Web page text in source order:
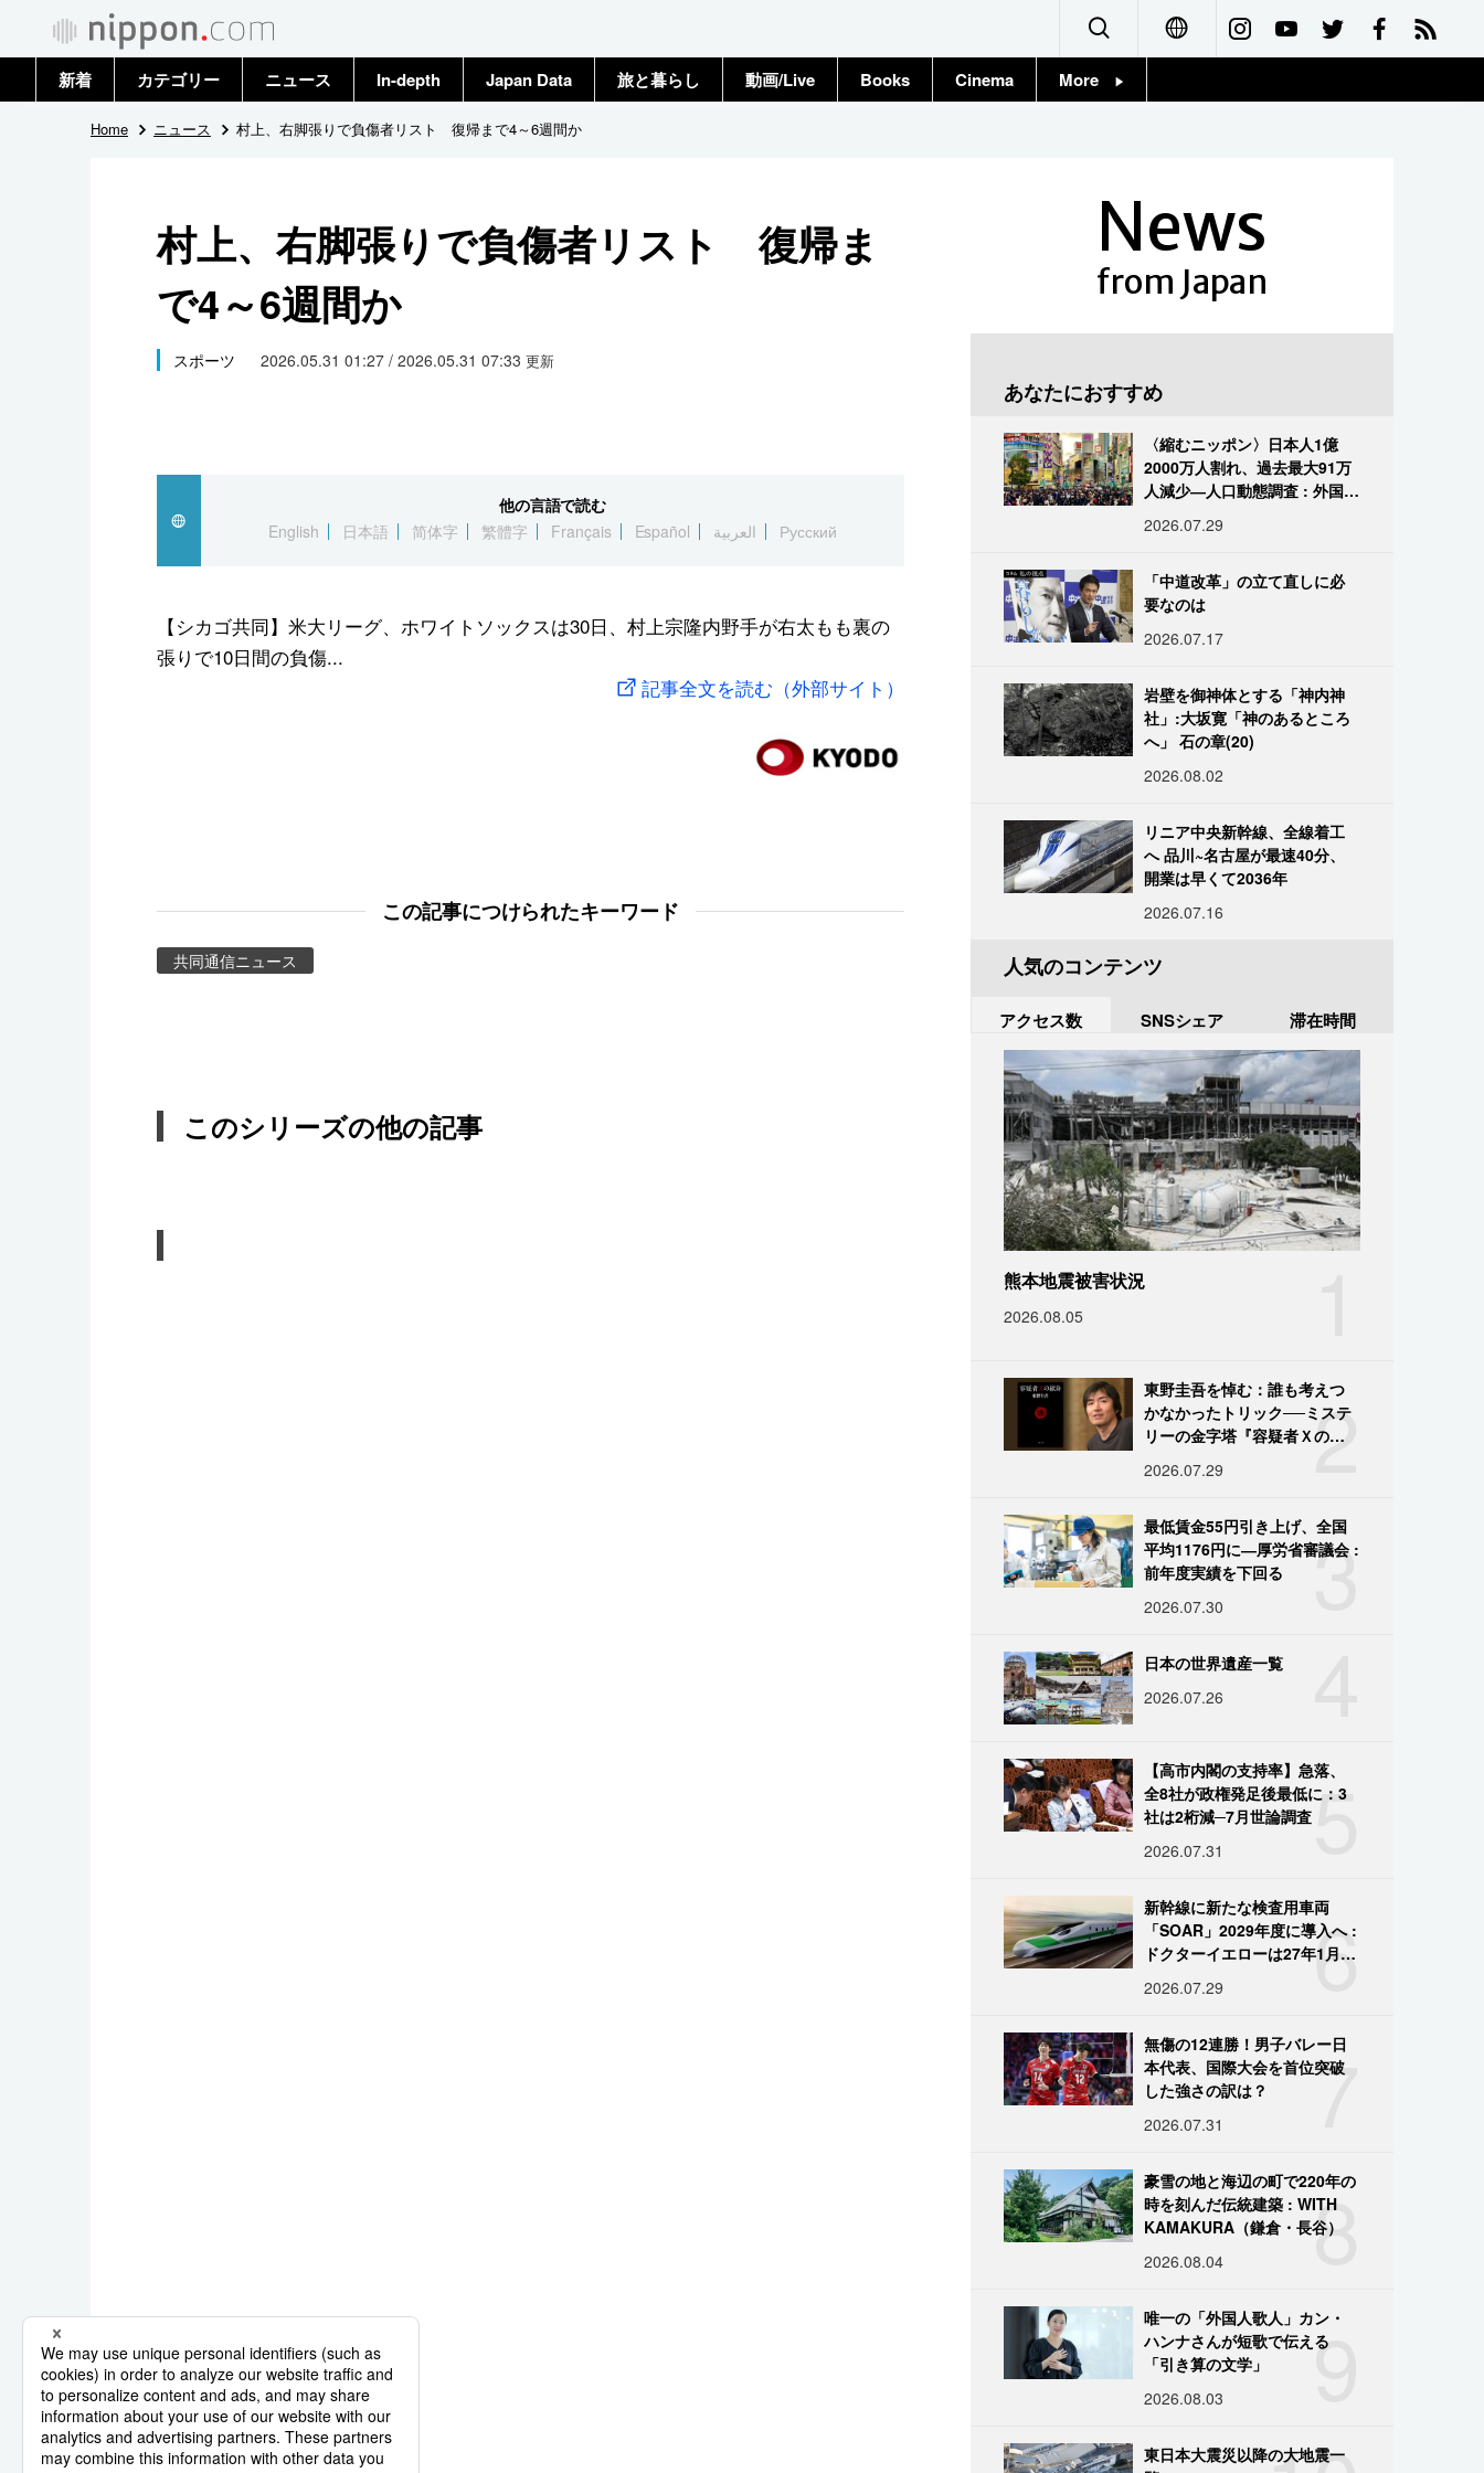
Français
新着 カテゴリー
政治・外交
国際
社会
文化
スポーツ・東京2020
ニュース
トップ
In-depth Japan Data 旅と暮らし 動画/Live Books Cinema More
Home ニュース 村上、右脚張りで負傷者リスト 復帰まで4～6週間か
村上、右脚張りで負傷者リスト 復帰ま
で4～6週間か
スポーツ 2026.05.31 01:27 / 2026.05.31 07:33 更新
他の言語で読む
English
日本語 简体字 繁體字 Français Español العربية Русский
【シカゴ共同】米大リーグ、ホワイトソックスは30日、村上宗隆内野手が右太もも裏の
張りで10日間の負傷...
記事全文を読む（外部サイト）
この記事につけられたキーワード
共同通信ニュース
このシリーズの他の記事
News
from Japan
あなたにおすすめ
〈縮むニッポン〉日本人1億
2000万人割れ、過去最大91万
人減少―人口動態調査 : 外国人
2026.07.29
「中道改革」の立て直しに必
要なのは
2026.07.17
岩壁を御神体とする「神内神
社」:大坂寛「神のあるところ
へ」 石の章(20)
2026.08.02
リニア中央新幹線、全線着工
へ 品川~名古屋が最速40分、
開業は早くて2036年
2026.07.16
人気のコンテンツ
アクセス数 SNSシェア 滞在時間
熊本地震被害状況
2026.08.05
2
東野圭吾を悼む：誰も考えつ
かなかったトリック──ミステ
リーの金字塔『容疑者Ｘの献
2026.07.29
3
最低賃金55円引き上げ、全国
平均1176円に―厚労省審議会 :
前年度実績を下回る
2026.07.30
日本の世界遺産一覧
2026.07.26
5
【高市内閣の支持率】急落、
全8社が政権発足後最低に：3
社は2桁減─7月世論調査
2026.07.31
6
新幹線に新たな検査用車両
「SOAR」2029年度に導入へ :
ドクターイエローは27年1月に
2026.07.29
7
無傷の12連勝！男子バレー日
本代表、国際大会を首位突破
した強さの訳は？
2026.07.31
8
豪雪の地と海辺の町で220年の
時を刻んだ伝統建築 : WITH
KAMAKURA（鎌倉・長谷）
2026.08.04
9
唯一の「外国人歌人」カン・
ハンナさんが短歌で伝える
「引き算の文学」
2026.08.03
東日本大震災以降の大地震一